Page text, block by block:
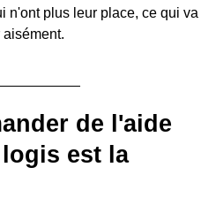
n'ont plus leur place, ce qui va
de l'aide
est la